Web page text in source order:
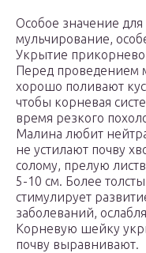
Особое значение
мульчирование,
Укрытие
Перед проведением
хорошо поливают
чтобы корневая
время резкого
Малина любит
не устилают почву
солому, прелую
5-10 см. Более
стимулирует
заболеваний,
Корневую шейку
почву выравнивают.